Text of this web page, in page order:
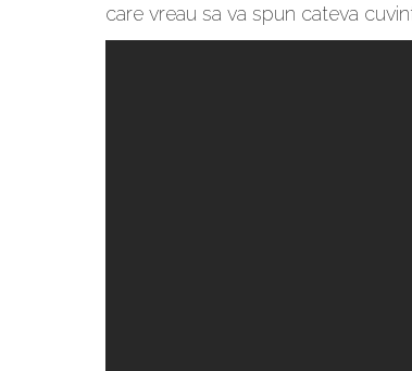
care vreau sa va spun cateva